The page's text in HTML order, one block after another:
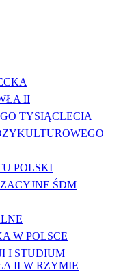
II
TYSIĄCLECIA
POLSKI
ŚDM
W POLSCE
I STUDIUM
II W RZYMIE